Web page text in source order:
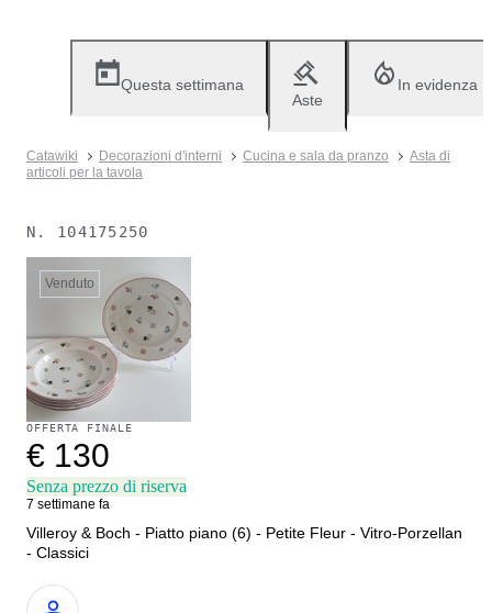
Questa settimana
Aste
In evidenza
Catawiki Decorazioni d'interni Cucina e sala da pranzo
Asta di
articoli per la tavola
N. 104175250
Venduto
OFFERTA FINALE
€ 130
Senza prezzo di riserva
7 settimane fa
Villeroy & Boch - Piatto piano (6) - Petite Fleur - Vitro-Porzellan
- Classici